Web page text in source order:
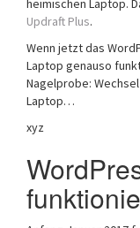
heimischen Laptop.
Updraft Plus.
Wenn jetzt das
Laptop genauso
Nagelprobe:
Laptop…
xyz